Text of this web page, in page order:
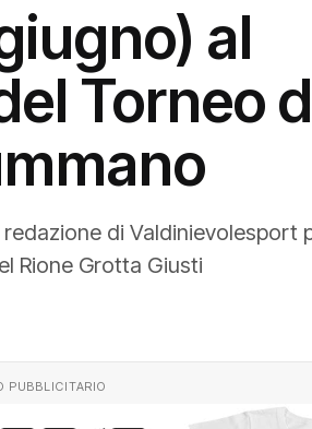
al
Torneo
di Valdinievolesport
Rione Grotta Giusti
PUBBLICITARIO